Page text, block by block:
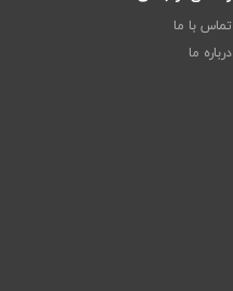
تماس با ما
درباره ما